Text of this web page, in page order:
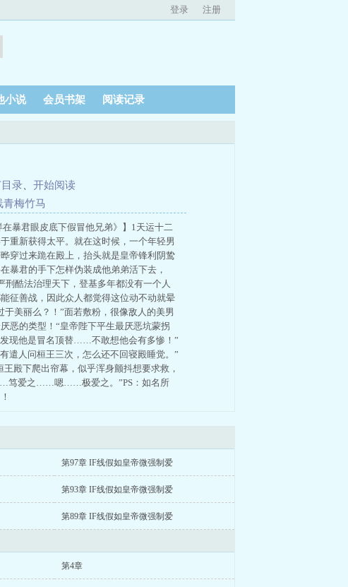
登录 注册
小说 会员书架 阅读记录
录
开始阅读
青梅竹马
暴君眼皮底下假冒他兄弟》】1天运十二
重新获得太平。就在这时候，一个年轻男
穿过来跪在殿上，抬头就是皇帝锋利阴鸷
暴君的手下怎样伪装成他弟弟活下去，
酷法治理天下，登基多年都没有一个人
征善战，因此众人都觉得这位动不动就晕
美丽么？！”面若敷粉，很像敌人的美男
恶的类型！“皇帝陛下平生最厌恶坑蒙拐
现他是冒名顶替……不敢想他会有多惨！”
遣人问桓王三次，怎么还不回寝殿睡觉。”
殿下爬出帘幕，似乎浑身颤抖想要求救，
笃爱之……嗯……极爱之。”PS：如名所
第97章 IF线假如皇帝微强制爱
第93章 IF线假如皇帝微强制爱
第89章 IF线假如皇帝微强制爱
第4章